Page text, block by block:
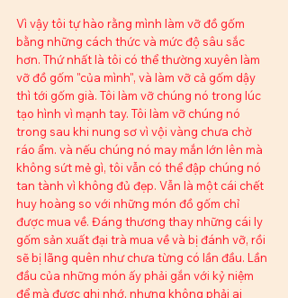
Vì vậy tôi tự hào rằng mình làm vỡ đồ gốm
bằng những cách thức và mức độ sâu sắc
hơn. Thứ nhất là tôi có thể thường xuyên làm
vỡ đồ gốm "của mình", và làm vỡ cả gốm dậy
thì tới gốm già. Tôi làm vỡ chúng nó trong lúc
tạo hình vì mạnh tay. Tôi làm vỡ chúng nó
trong sau khi nung sơ vì vội vàng chưa chờ
ráo ẩm. và nếu chúng nó may mắn lớn lên mà
không sứt mẻ gì, tôi vẫn có thể đập chúng nó
tan tành vì không đủ đẹp. Vẫn là một cái chết
huy hoàng so với những món đồ gốm chỉ
được mua về. Đáng thương thay những cái ly
gốm sản xuất đại trà mua về và bị đánh vỡ, rồi
sẽ bị lãng quên như chưa từng có lần đầu. Lần
đầu của những món ấy phải gắn với kỷ niệm
để mà được ghi nhớ, nhưng không phải ai